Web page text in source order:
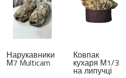
Нарукавники
М7 Multicam
Ковпак
кухаря М1/3
на липучці